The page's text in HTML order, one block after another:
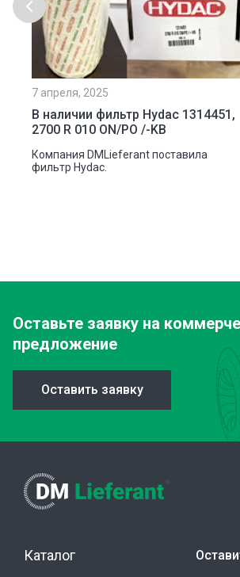
7 апреля, 2025
В наличии фильтр Hydac 1314451,
2700 R 010 ON/PO /-KB
Компания DMLieferant поставила
фильтр Hydac.
Оставьте заявку на
предложение
Оставить заявку
Каталог